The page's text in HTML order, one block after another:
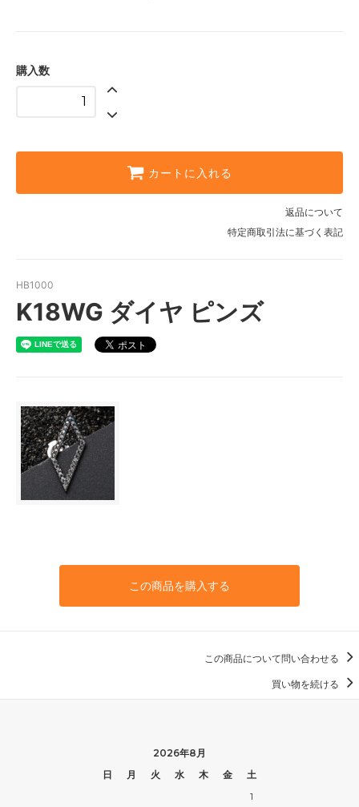
購入数
カートに入れる
返品について
特定商取引法に基づく表記
HB1000
K18WG ダイヤ ピンズ
この商品を購入する
この商品について問い合わせる
買い物を続ける
2026年8月
日
月 火 水 木 金
土
1